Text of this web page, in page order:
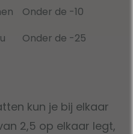
Onder de -10
Onder de -25
kun je bij elkaar
2,5 op elkaar legt,